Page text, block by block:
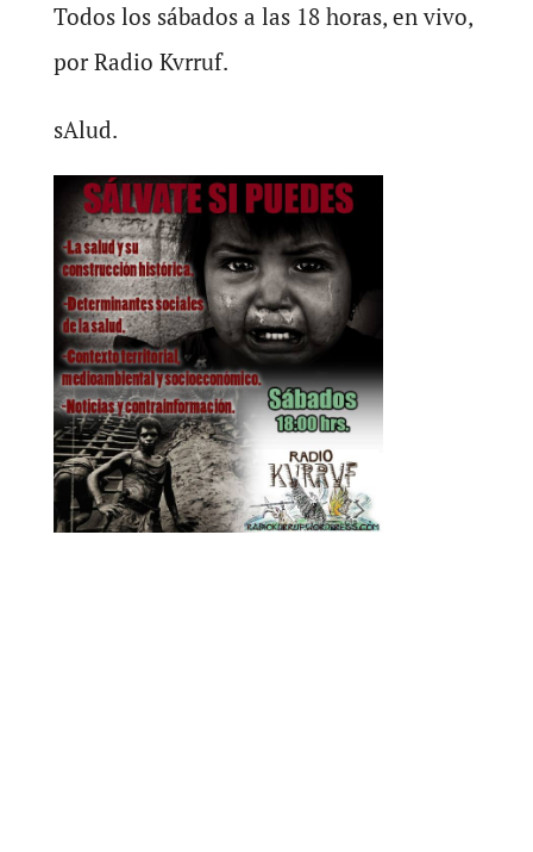
Todos los sábados a las 18 horas, en vivo,
por Radio Kvrruf.
sAlud.